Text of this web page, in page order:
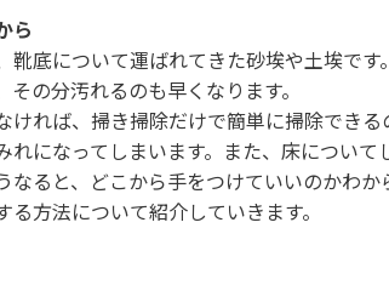
ら
靴底について運ばれてきた砂埃や土埃で
の分汚れるのも早くなります。
ければ、掃き掃除だけで簡単に掃除できる
れになってしまいます。また、床につい
ると、どこから手をつけていいのかわか
方法について紹介していきます。